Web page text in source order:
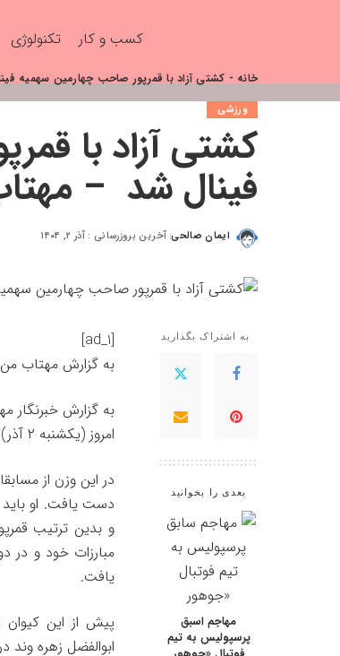
کسب و کار تکنولوژی
خانه - کشتی آزاد با قمرپور صاحب چهارمین سهمیه
ورزشی
کشتی آزاد با
فینال شد –
ایمان صالحی آخرین بروزرسانی : آذر ۲, ۱۴۰۴
به اشتراک بگذارید
بعدی را بخوانید
مهاجم اسبق
پرسپولیس به تیم
[ad_1]
به گزارش مهتاب من
امروز (یکشنبه ۲ آذر) برگزار شد و با فینالیست شدن نماینده ایران پیگیری شد.
دست یافت. او باید
یافت.